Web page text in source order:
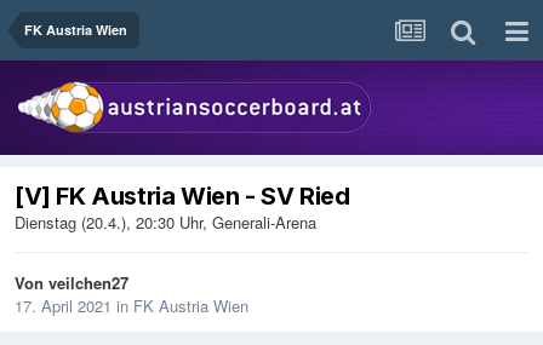
FK Austria Wien
[V] FK Austria Wien - SV Ried
Dienstag (20.4.), 20:30 Uhr, Generali-Arena
Von veilchen27
17. April 2021 in FK Austria Wien